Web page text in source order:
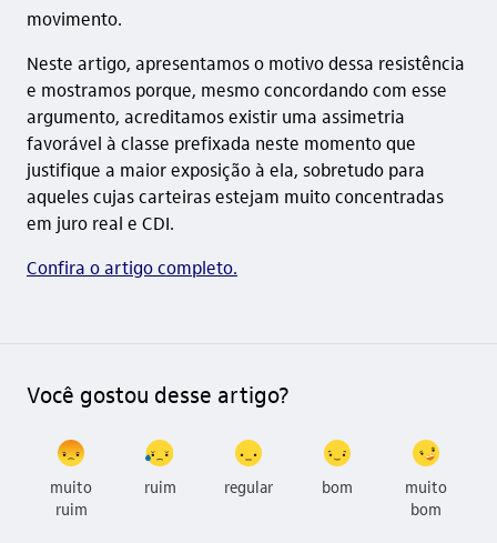
movimento.
Neste artigo, apresentamos o motivo dessa resistência
e mostramos porque, mesmo concordando com esse
argumento, acreditamos existir uma assimetria
favorável à classe prefixada neste momento que
justifique a maior exposição à ela, sobretudo para
aqueles cujas carteiras estejam muito concentradas
em juro real e CDI.
Confira o artigo completo.
Você gostou desse artigo?
muito
ruim
ruim regular bom
muito
bom